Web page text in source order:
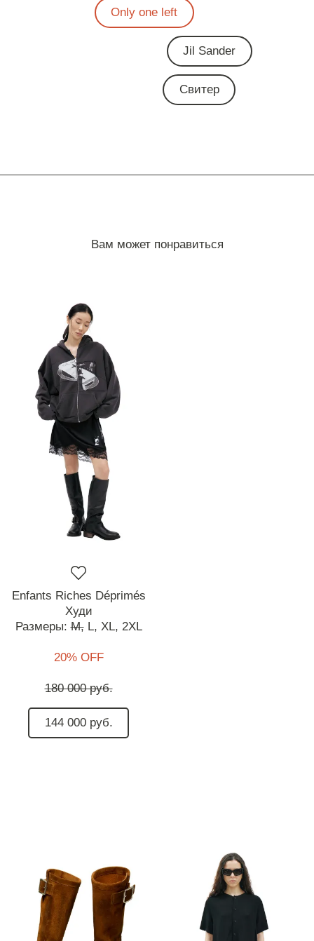
Only one left
Jil Sander
Свитер
Вам может понравиться
Enfants Riches Déprimés
Худи
Размеры:M, L, XL, 2XL
20% OFF
180 000 руб.
144 000 руб.